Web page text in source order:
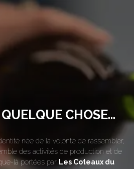
CHOSE...
née de la volonté de rassembler,
des activités de production et de
là portées par Les Coteaux du